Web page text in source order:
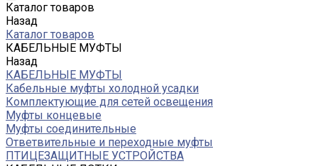
Каталог товаров
Назад
Каталог товаров
КАБЕЛЬНЫЕ МУФТЫ
Назад
КАБЕЛЬНЫЕ МУФТЫ
Кабельные муфты холодной усадки
Комплектующие для сетей освещения
Муфты концевые
Муфты соединительные
Ответвительные и переходные муфты
ПТИЦЕЗАЩИТНЫЕ УСТРОЙСТВА